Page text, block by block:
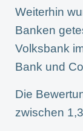
Weiterhin
Banken
Volksbank
Bank und
Die
zwischen